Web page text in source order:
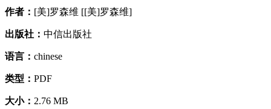
作者： [美]罗森维 [[美]罗森维]
出版社： 中信出版社
语言： chinese
类型： PDF
大小： 2.76 MB